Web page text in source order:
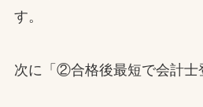
す。
次に「②合格後最短で会計士